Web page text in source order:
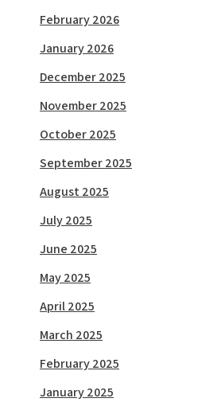
February 2026
January 2026
December 2025
November 2025
October 2025
September 2025
August 2025
July 2025
June 2025
May 2025
April 2025
March 2025
February 2025
January 2025